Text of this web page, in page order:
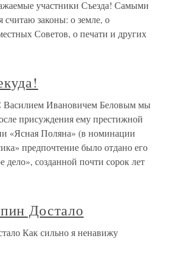
участники Съезда! Самыми
считаю законы: о земле, о
Советов, о печати и других
Василием Ивановичем Беловым мы
присуждения ему престижной
«Ясная Поляна» (в номинации
предпочтение было отдано его
созданной почти сорок лет
Достало
Как сильно я ненавижу